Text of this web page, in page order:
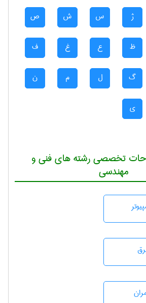
ژ س ش ص
ظ ع غ ف
گ ل م ن
ی
تخصصی رشته های فنی و
مهندسی